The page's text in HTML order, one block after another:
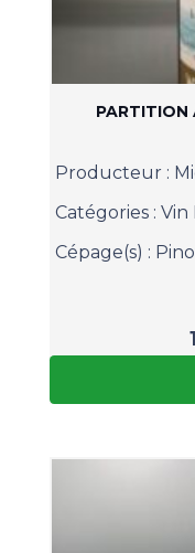
PARTITION
Producteur :
Catégories : Vin
Cépage(s) :